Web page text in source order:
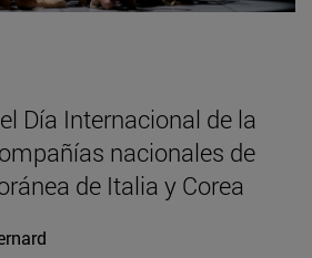
Día Internacional de la
nacionales de
de Italia y Corea